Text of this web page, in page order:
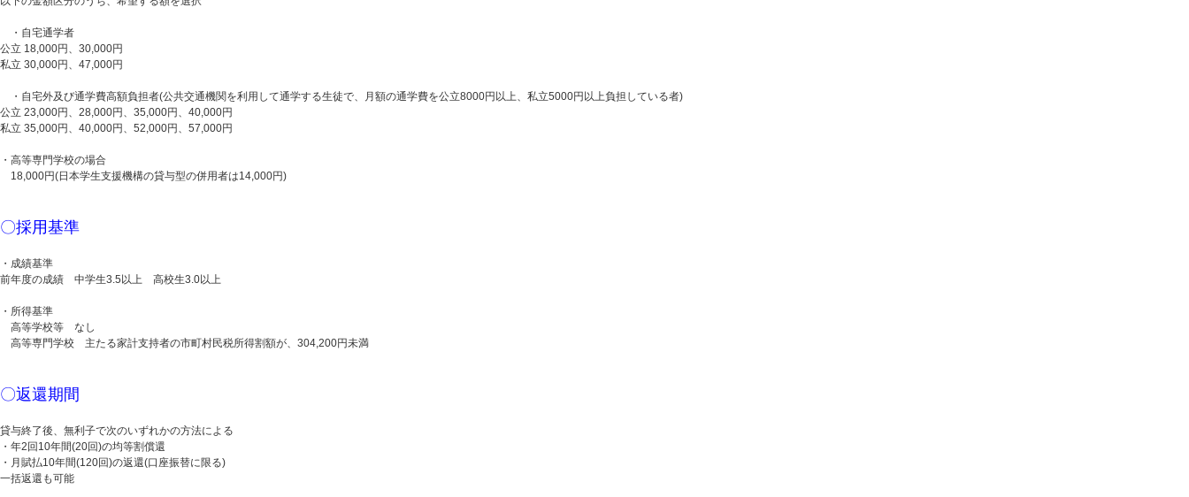
・自宅通学者
公立 18,000円、30,000円
私立 30,000円、47,000円
・自宅外及び通学費高額負担者(公共交通機関を利用して通学する生徒で、月額の通学費を公立8000円以上、私立5000円以上負担している者)
公立 23,000円、28,000円、35,000円、40,000円
私立 35,000円、40,000円、52,000円、57,000円
・高等専門学校の場合
18,000円(日本学生支援機構の貸与型の併用者は14,000円)
〇採用基準
・成績基準
前年度の成績 中学生3.5以上 高校生3.0以上
・所得基準
高等学校等 なし
高等専門学校 主たる家計支持者の市町村民税所得割額が、304,200円未満
〇返還期間
貸与終了後、無利子で次のいずれかの方法による
・年2回10年間(20回)の均等割償還
・月賦払10年間(120回)の返還(口座振替に限る)
一括返還も可能